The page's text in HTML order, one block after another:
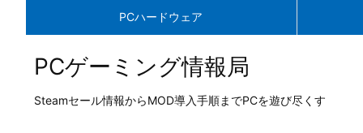
PCハードウェア
PCゲーミング情報局
Steamセール情報からMOD導入手順までPCを遊び尽くす